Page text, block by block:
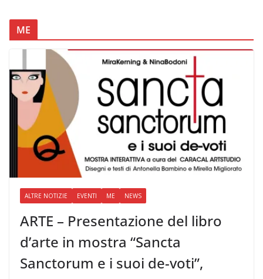
ME
ALTRE NOTIZIE EVENTI ME NEWS
ARTE – Presentazione del libro
d’arte in mostra “Sancta
Sanctorum e i suoi de-voti”,